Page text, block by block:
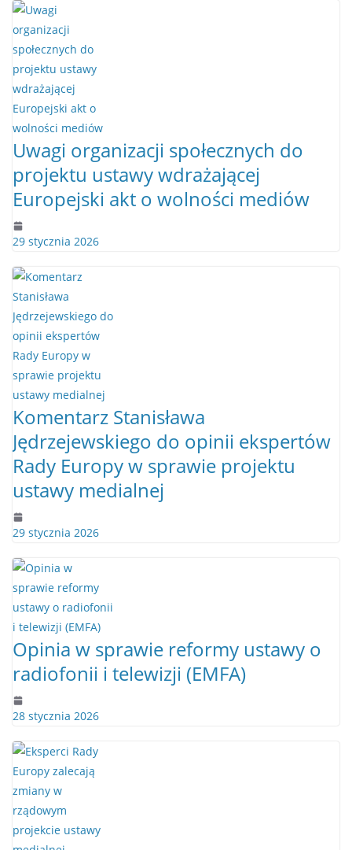
Uwagi organizacji społecznych do
projektu ustawy wdrażającej
Europejski akt o wolności mediów
29 stycznia 2026
Komentarz Stanisława
Jędrzejewskiego do opinii ekspertów
Rady Europy w sprawie projektu
ustawy medialnej
29 stycznia 2026
Opinia w sprawie reformy ustawy o
radiofonii i telewizji (EMFA)
28 stycznia 2026